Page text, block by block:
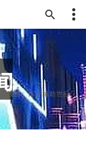
钱的：传奇辅助世纪：